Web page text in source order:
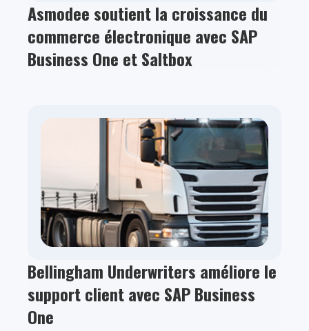
Asmodee soutient la croissance du
commerce électronique avec SAP
Business One et Saltbox
Bellingham Underwriters améliore le
support client avec SAP Business
One